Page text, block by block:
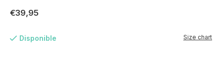
€39,95
Size chart
Disponible